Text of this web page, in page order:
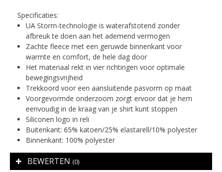
Specificaties:
UA Storm-technologie is waterafstotend zonder
afbreuk te doen aan het ademend vermogen
Zachte fleece met een geruwde binnenkant voor
warmte en comfort, de hele dag door
Het materiaal rekt in vier richtingen voor optimale
bewegingsvrijheid
Trekkoord voor een aansluitende pasvorm op maat
Voorgevormde onderzoom zorgt ervoor dat je hem
eenvoudig in de kraag van je shirt kunt stoppen
Siliconen logo in reli
Buitenkant: 65% katoen/25% elastarell/10% polyester
Binnenkant: 100% polyester
BEWERTEN (0)